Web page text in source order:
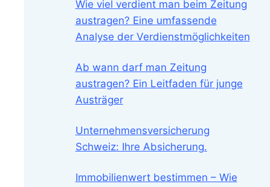
Wie viel verdient man beim Zeitung
austragen? Eine umfassende
Analyse der Verdienstmöglichkeiten
Ab wann darf man Zeitung
austragen? Ein Leitfaden für junge
Austräger
Unternehmensversicherung
Schweiz: Ihre Absicherung.
Immobilienwert bestimmen – Wie